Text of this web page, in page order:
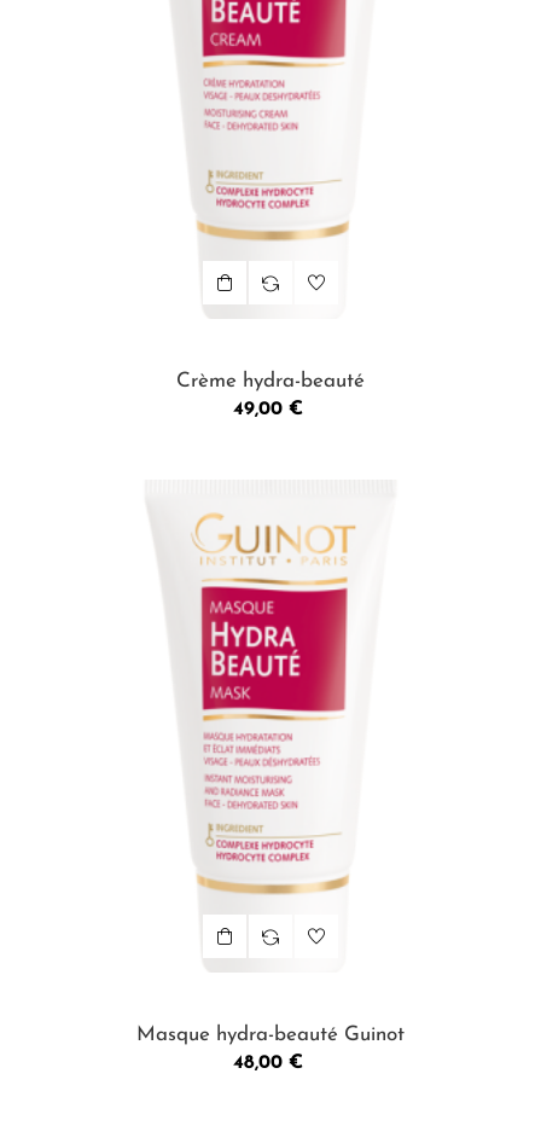
Crème hydra-beauté
Prix
49,00 €
Masque hydra-beauté Guinot
Prix
48,00 €